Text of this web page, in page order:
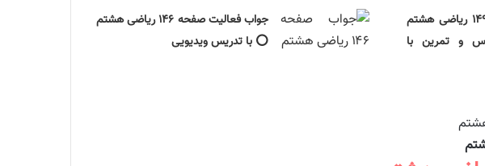
جواب صفحه ۱۴۸ و ۱۴۹ ریاضی هشتم
و تمرین با
جواب فعالیت صفحه ۱۴۶ ریاضی هشتم
⭕ با تدریس ویدیویی